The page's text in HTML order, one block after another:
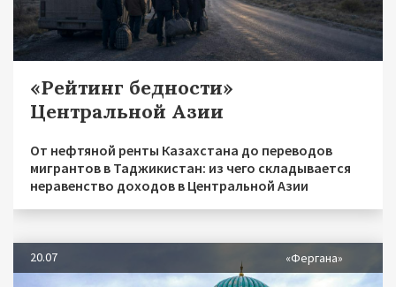
«Рейтинг бедности»
Центральной Азии
От нефтяной ренты Казахстана до переводов
мигрантов в Таджикистан: из чего складывается
неравенство доходов в Центральной Азии
20.07 «Фергана»